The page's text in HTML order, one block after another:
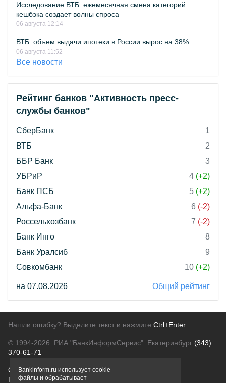
Исследование ВТБ: ежемесячная смена категорий
кешбэка создает волны спроса
06 августа 12:14
ВТБ: объем выдачи ипотеки в России вырос на 38%
06 августа 11:52
Все новости
Рейтинг банков "Активность пресс-
службы банков"
СберБанк
1
ВТБ
2
ББР Банк
3
УБРиР
4 (+2)
Банк ПСБ
5 (+2)
Альфа-Банк
6 (-2)
Россельхозбанк
7 (-2)
Банк Инго
8
Банк Уралсиб
9
Совкомбанк
10 (+2)
на 07.08.2026 Общий рейтинг
Нашли ошибку? Выделите текст и нажмите Ctrl+Enter
© 1994-2026. РИА "БанкИнформСервис". Екатеринбург (343)
370-61-71
О проектеПолитика конфиденциальности
Правовая информацияДля рекламодателей
Bankinform.ru использует cookie-
файлы и обрабатывает